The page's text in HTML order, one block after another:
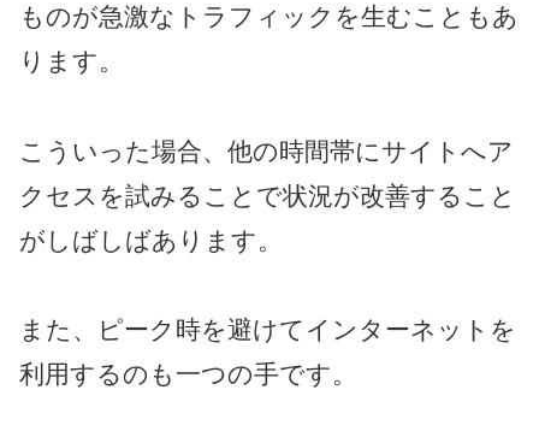
ものが急激なトラフィックを生むこともあ
ります。
こういった場合、他の時間帯にサイトへア
クセスを試みることで状況が改善すること
がしばしばあります。
また、ピーク時を避けてインターネットを
利用するのも一つの手です。